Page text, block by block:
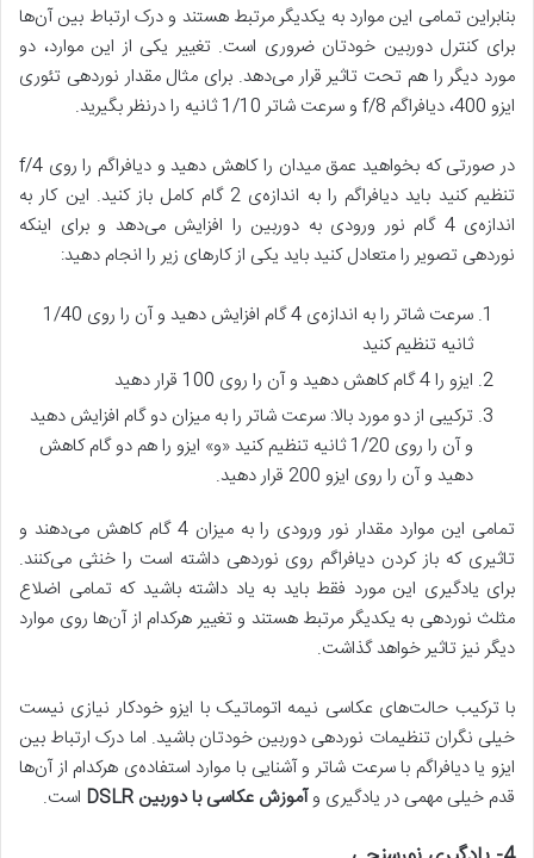
بنابراین تمامی این موارد به یکدیگر مرتبط هستند و درک ارتباط بین آن‌ها
برای کنترل دوربین خودتان ضروری است. تغییر یکی از این موارد، دو
مورد دیگر را هم تحت تاثیر قرار می‌دهد. برای مثال مقدار نوردهی تئوری
ایزو 400، دیافراگم f/8 و سرعت شاتر 1/10 ثانیه را درنظر بگیرید.
در صورتی که بخواهید عمق میدان را کاهش دهید و دیافراگم را روی f/4
تنظیم کنید باید دیافراگم را به اندازه‌ی 2 گام کامل باز کنید. این کار به
اندازه‌ی 4 گام نور ورودی به دوربین را افزایش می‌دهد و برای اینکه
نوردهی تصویر را متعادل کنید باید یکی از کارهای زیر را انجام دهید:
سرعت شاتر را به اندازه‌ی 4 گام افزایش دهید و آن را روی 1/40
ثانیه تنظیم کنید
ایزو را 4 گام کاهش دهید و آن را روی 100 قرار دهید
ترکیبی از دو مورد بالا: سرعت شاتر را به میزان دو گام افزایش دهید
و آن را روی 1/20 ثانیه تنظیم کنید «و» ایزو را هم دو گام کاهش
دهید و آن را روی ایزو 200 قرار دهید.
تمامی این موارد مقدار نور ورودی را به میزان 4 گام کاهش می‌دهند و
تاثیری که باز کردن دیافراگم روی نوردهی داشته است را خنثی می‌کنند.
برای یادگیری این مورد فقط باید به یاد داشته باشید که تمامی اضلاع
مثلث نوردهی به یکدیگر مرتبط هستند و تغییر هرکدام از آن‌ها روی موارد
دیگر نیز تاثیر خواهد گذاشت.
با ترکیب حالت‌های عکاسی نیمه اتوماتیک با ایزو خودکار نیازی نیست
خیلی نگران تنظیمات نوردهی دوربین خودتان باشید. اما درک ارتباط بین
ایزو یا دیافراگم با سرعت شاتر و آشنایی با موارد استفاده‌ی هرکدام از آن‌ها
قدم خیلی مهمی در یادگیری وآموزش عکاسی با دوربین است.